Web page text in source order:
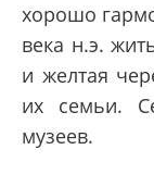
хорошо
века н.э.
и желтая
их семьи.
музеев.